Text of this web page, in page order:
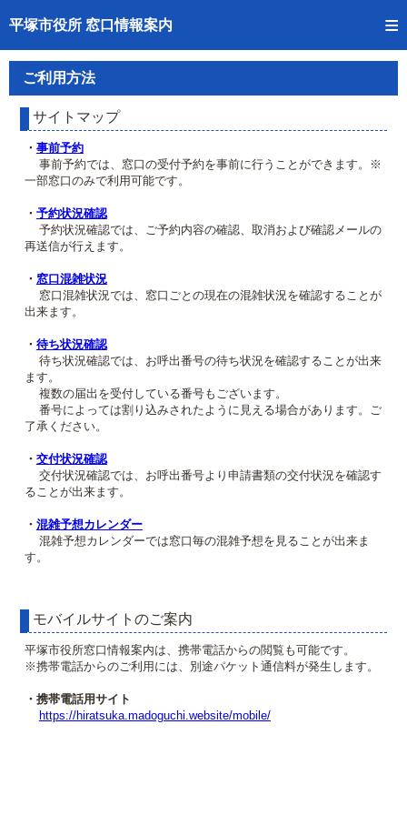
平塚市役所 窓口情報案内
トップページへ
ご利用方法
予約状況確認
窓口混雑状況
待ち状況確認
混雑予想カレンダー
ご利用方法
サイトマップ
・ 事前予約
事前予約では、窓口の受付予約を事前に行うことができます。※
一部窓口のみで利用可能です。
・ 予約状況確認
予約状況確認では、ご予約内容の確認、取消および確認メールの
再送信が行えます。
・ 窓口混雑状況
窓口混雑状況では、窓口ごとの現在の混雑状況を確認することが
出来ます。
・ 待ち状況確認
待ち状況確認では、お呼出番号の待ち状況を確認することが出来
ます。
複数の届出を受付している番号もございます。
番号によっては割り込みされたように見える場合があります。ご
了承ください。
・ 交付状況確認
交付状況確認では、お呼出番号より申請書類の交付状況を確認す
ることが出来ます。
・ 混雑予想カレンダー
混雑予想カレンダーでは窓口毎の混雑予想を見ることが出来ま
す。
モバイルサイトのご案内
平塚市役所窓口情報案内は、携帯電話からの閲覧も可能です。
※携帯電話からのご利用には、別途パケット通信料が発生します。
・携帯電話用サイト
https://hiratsuka.madoguchi.website/mobile/